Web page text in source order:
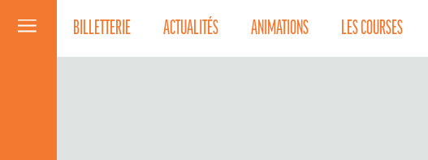
BILLETTERIE ACTUALITÉS ANIMATIONS LES COURSES
Menu